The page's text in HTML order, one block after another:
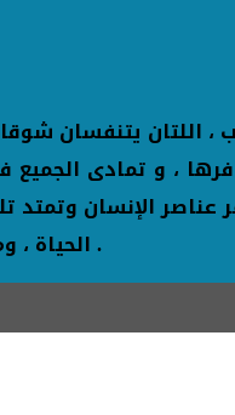
، اللتان يتنفسان
، و تمادى الجميع
عناصر الإنسان
الحياة ، وما هي إلا تعبير عن الفوضى التي بداخلي .